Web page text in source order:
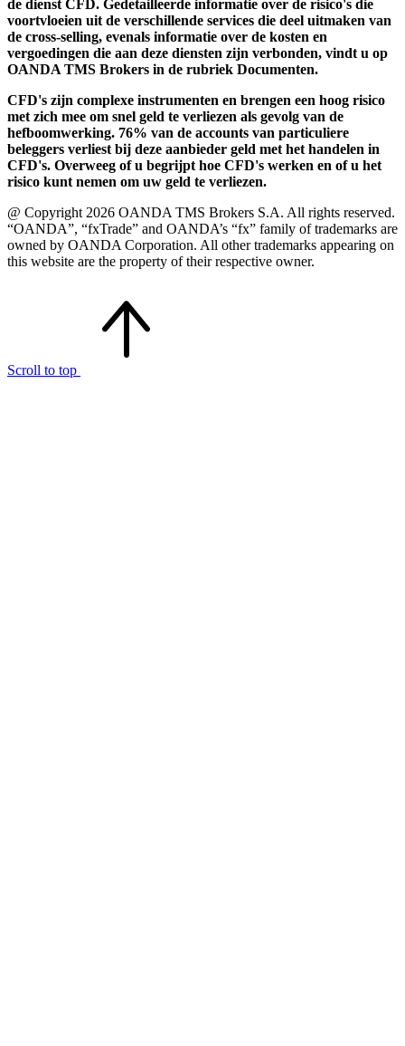
de dienst CFD. Gedetailleerde informatie over de risico's die
voortvloeien uit de verschillende services die deel uitmaken van
de cross-selling, evenals informatie over de kosten en
vergoedingen die aan deze diensten zijn verbonden, vindt u op
OANDA TMS Brokers in de rubriek Documenten.
CFD's zijn complexe instrumenten en brengen een hoog risico
met zich mee om snel geld te verliezen als gevolg van de
hefboomwerking. 76% van de accounts van particuliere
beleggers verliest bij deze aanbieder geld met het handelen in
CFD's. Overweeg of u begrijpt hoe CFD's werken en of u het
risico kunt nemen om uw geld te verliezen.
@ Copyright 2026 OANDA TMS Brokers S.A. All rights reserved.
“OANDA”, “fxTrade” and OANDA’s “fx” family of trademarks are
owned by OANDA Corporation. All other trademarks appearing on
this website are the property of their respective owner.
Scroll to top